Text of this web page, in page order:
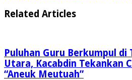
Related Articles
Puluhan Guru Berkumpul di
Utara, Kacabdin Tekankan
“Aneuk Meutuah”